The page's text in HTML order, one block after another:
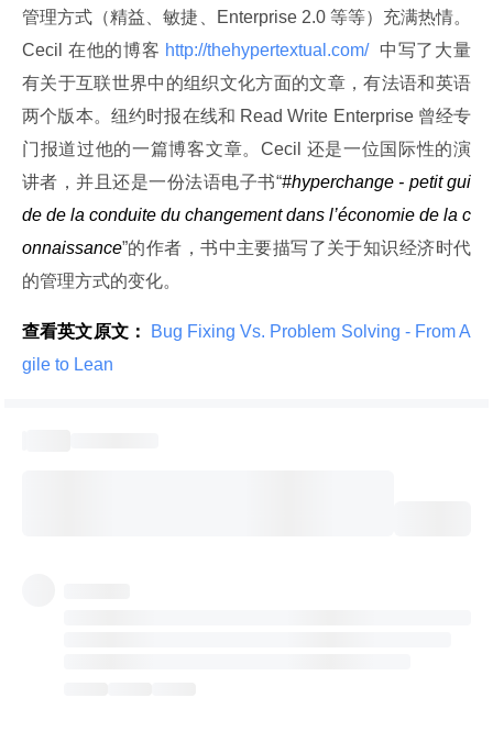
管理方式（精益、敏捷、Enterprise 2.0 等等）充满热情。
Cecil 在他的博客 http://thehypertextual.com/ 中写了大量
有关于互联世界中的组织文化方面的文章，有法语和英语
两个版本。纽约时报在线和 Read Write Enterprise 曾经专
门报道过他的一篇博客文章。Cecil 还是一位国际性的演
讲者，并且还是一份法语电子书“#hyperchange - petit gui
de de la conduite du changement dans l’économie de la c
onnaissance”的作者，书中主要描写了关于知识经济时代
的管理方式的变化。
查看英文原文：
Bug Fixing Vs. Problem Solving - From A
gile to Lean